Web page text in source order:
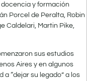
y formación
Porcel de Peralta, Robin
Caldelari, Martin Pike,
sus estudios
Aires y en algunos
a “dejar su legado” a los